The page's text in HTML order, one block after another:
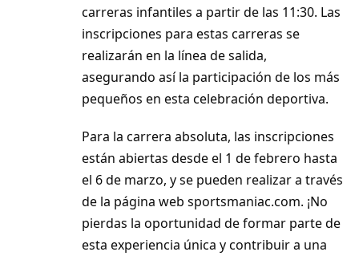
carreras infantiles a partir de las 11:30. Las
inscripciones para estas carreras se
realizarán en la línea de salida,
asegurando así la participación de los más
pequeños en esta celebración deportiva.
Para la carrera absoluta, las inscripciones
están abiertas desde el 1 de febrero hasta
el 6 de marzo, y se pueden realizar a través
de la página web sportsmaniac.com. ¡No
pierdas la oportunidad de formar parte de
esta experiencia única y contribuir a una